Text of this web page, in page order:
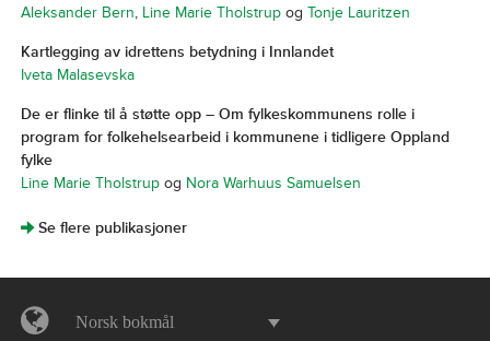
Aleksander Bern, Line Marie Tholstrupog Tonje Lauritzen
Kartlegging av idrettens betydning i Innlandet
Iveta Malasevska
De er flinke til å støtte opp – Om fylkeskommunens rolle i
program for folkehelsearbeid i kommunene i tidligere Oppland
fylke
Line Marie Tholstrupog Nora Warhuus Samuelsen
]Se flere publikasjoner
Norsk bokmål